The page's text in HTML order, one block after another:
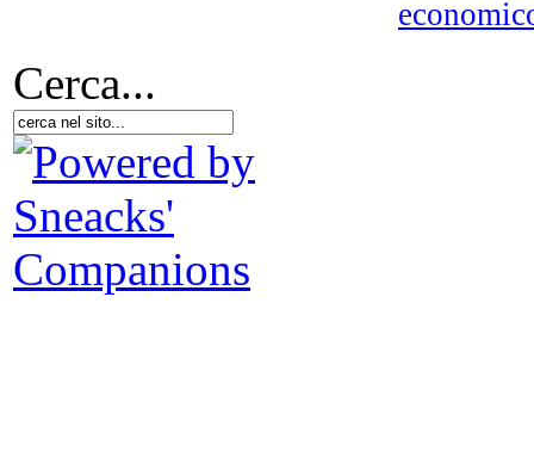
Cerca...